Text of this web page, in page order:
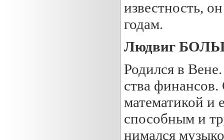
известность,
годам.
Людвиг
Родился в
ства финансов.
математикой и
способным и
нимался